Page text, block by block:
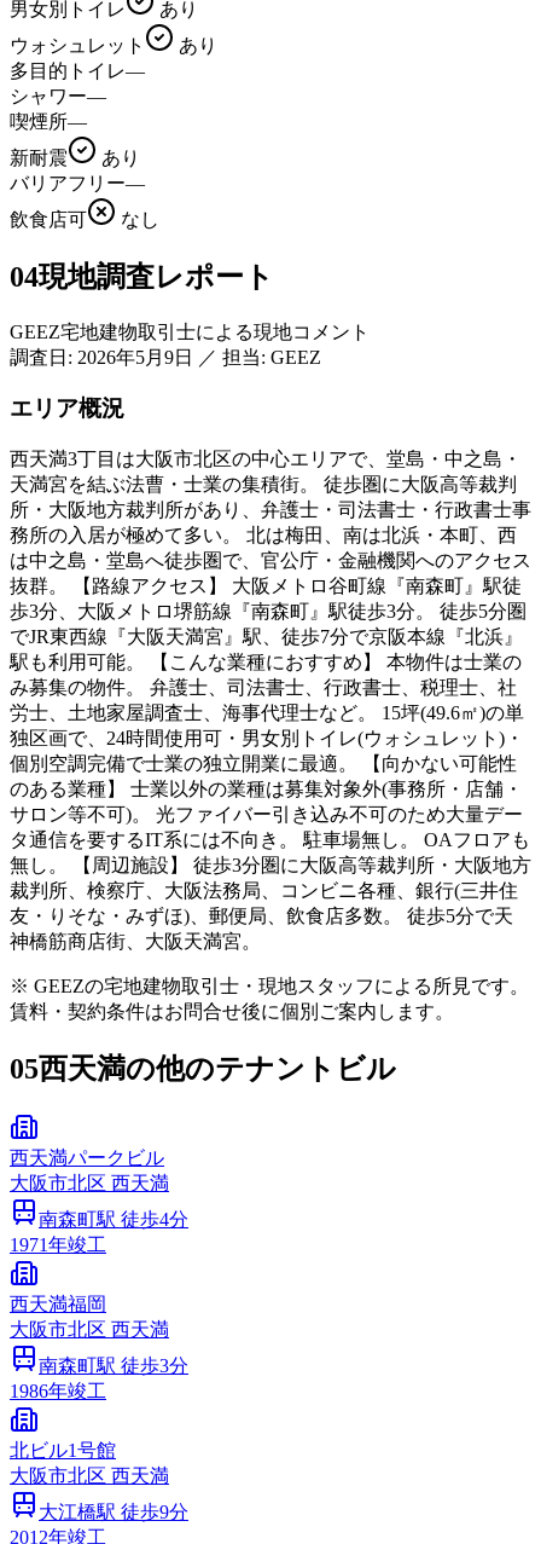
男女別トイレ
あり
ウォシュレット
あり
多目的トイレ—
シャワー—
喫煙所—
新耐震
あり
バリアフリー—
飲食店可
なし
04現地調査レポート
GEEZ宅地建物取引士による現地コメント
調査日: 2026年5月9日 ／ 担当: GEEZ
エリア概況
西天満3丁目は大阪市北区の中心エリアで、堂島・中之島・
天満宮を結ぶ法曹・士業の集積街。 徒歩圏に大阪高等裁判
所・大阪地方裁判所があり、弁護士・司法書士・行政書士事
務所の入居が極めて多い。 北は梅田、南は北浜・本町、西
は中之島・堂島へ徒歩圏で、官公庁・金融機関へのアクセス
抜群。 【路線アクセス】 大阪メトロ谷町線『南森町』駅徒
歩3分、大阪メトロ堺筋線『南森町』駅徒歩3分。 徒歩5分圏
でJR東西線『大阪天満宮』駅、徒歩7分で京阪本線『北浜』
駅も利用可能。 【こんな業種におすすめ】 本物件は士業の
み募集の物件。 弁護士、司法書士、行政書士、税理士、社
労士、土地家屋調査士、海事代理士など。 15坪(49.6㎡)の単
独区画で、24時間使用可・男女別トイレ(ウォシュレット)・
個別空調完備で士業の独立開業に最適。 【向かない可能性
のある業種】 士業以外の業種は募集対象外(事務所・店舗・
サロン等不可)。 光ファイバー引き込み不可のため大量デー
タ通信を要するIT系には不向き。 駐車場無し。 OAフロアも
無し。 【周辺施設】 徒歩3分圏に大阪高等裁判所・大阪地方
裁判所、検察庁、大阪法務局、コンビニ各種、銀行(三井住
友・りそな・みずほ)、郵便局、飲食店多数。 徒歩5分で天
神橋筋商店街、大阪天満宮。
※ GEEZの宅地建物取引士・現地スタッフによる所見です。
賃料・契約条件はお問合せ後に個別ご案内します。
05西天満の他のテナントビル
西天満パークビル
大阪市北区 西天満
南森町駅 徒歩4分
1971年竣工
西天満福岡
大阪市北区 西天満
南森町駅 徒歩3分
1986年竣工
北ビル1号館
大阪市北区 西天満
大江橋駅 徒歩9分
2012年竣工